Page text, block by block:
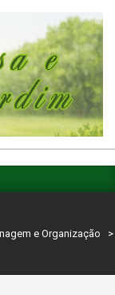
e Organização >